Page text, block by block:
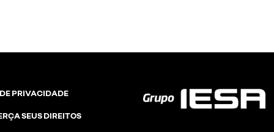
PRIVACIDADE